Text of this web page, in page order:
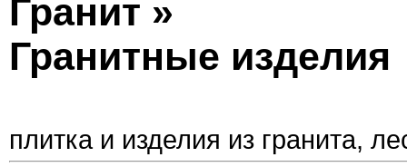
Гранит »
Гранитные изделия
плитка и изделия из гранита,